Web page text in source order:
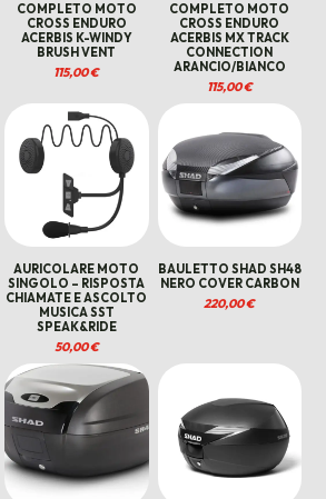
COMPLETO MOTO
CROSS ENDURO
ACERBIS K-WINDY
BRUSH VENT
115,00€
COMPLETO MOTO
CROSS ENDURO
ACERBIS MX TRACK
CONNECTION
ARANCIO/BIANCO
115,00€
AURICOLARE MOTO
SINGOLO – RISPOSTA
CHIAMATE E ASCOLTO
MUSICA SST
SPEAK&RIDE
50,00€
BAULETTO SHAD SH48
NERO COVER CARBON
220,00€